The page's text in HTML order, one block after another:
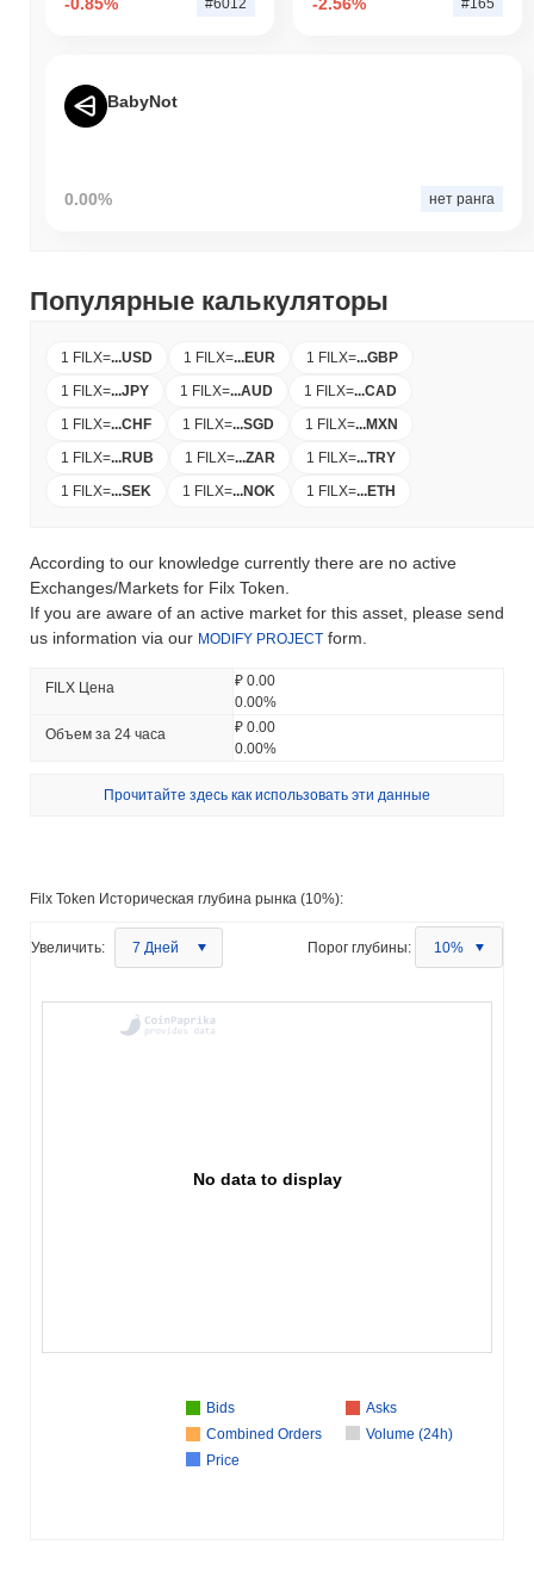
BabyNot
0.00% нет ранга
Популярные калькуляторы
1 FILX=...USD 1 FILX=...EUR 1 FILX=...GBP
1 FILX=...JPY 1 FILX=...AUD 1 FILX=...CAD
1 FILX=...CHF 1 FILX=...SGD 1 FILX=...MXN
1 FILX=...RUB 1 FILX=...ZAR 1 FILX=...TRY
1 FILX=...SEK 1 FILX=...NOK 1 FILX=...ETH
According to our knowledge currently there are no active
Exchanges/Markets for Filx Token.
If you are aware of an active market for this asset, please send
us information via our MODIFY PROJECT form.
FILX Цена
₽ 0.00
0.00%
Объем за 24 часа
₽ 0.00
0.00%
Прочитайте здесь как использовать эти данные
Filx Token Историческая глубина рынка (10%):
Увеличить: 7 Дней Порог глубины: 10%
No data to display
Bids
Asks
Combined Orders
Volume (24h)
Price